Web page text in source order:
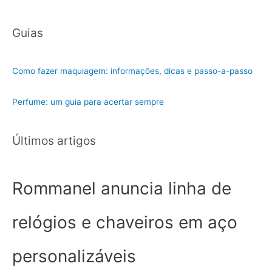
o
i
Guias
Como fazer maquiagem: informações, dicas e passo-a-passo
Perfume: um guia para acertar sempre
Últimos artigos
Rommanel anuncia linha de
relógios e chaveiros em aço
personalizáveis